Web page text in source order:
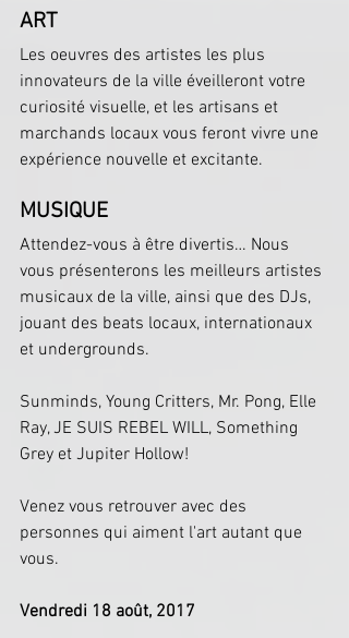
ART
Les oeuvres des artistes les plus
innovateurs de la ville éveilleront votre
curiosité visuelle, et les artisans et
marchands locaux vous feront vivre une
expérience nouvelle et excitante.
MUSIQUE
Attendez-vous à être divertis… Nous
vous présenterons les meilleurs artistes
musicaux de la ville, ainsi que des DJs,
jouant des beats locaux, internationaux
et undergrounds.
Sunminds, Young Critters, Mr. Pong, Elle
Ray, JE SUIS REBEL WILL, Something
Grey et Jupiter Hollow!
Venez vous retrouver avec des
personnes qui aiment l'art autant que
vous.
Vendredi 18 août, 2017